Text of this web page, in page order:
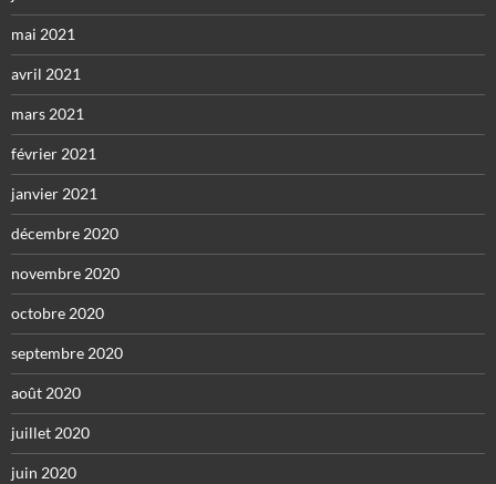
mai 2021
avril 2021
mars 2021
février 2021
janvier 2021
décembre 2020
novembre 2020
octobre 2020
septembre 2020
août 2020
juillet 2020
juin 2020